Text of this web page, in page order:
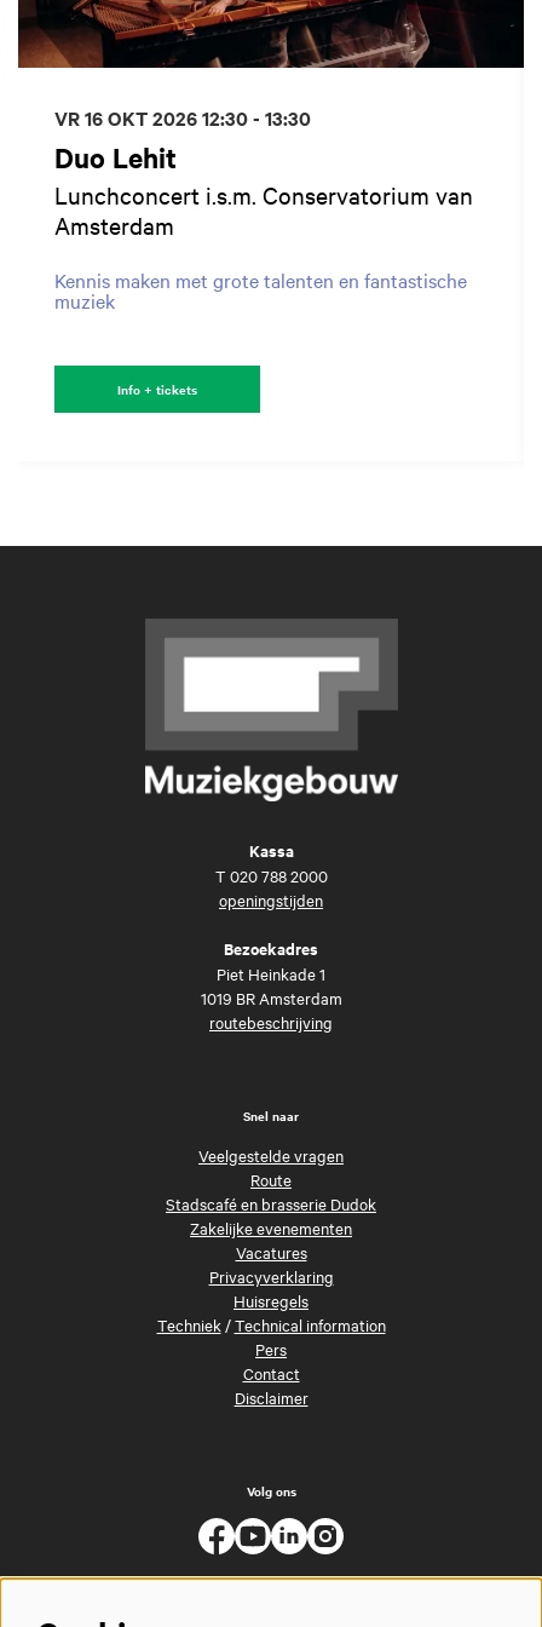
Duo Lehit
Lunchconcert i.s.m. Conservatorium van
Amsterdam
Kennis maken met grote talenten en fantastische
muziek
VR 16 OKT 202612:30 - 13:30
Info + tickets
Kassa
T 020 788 2000
openingstijden
Bezoekadres
Piet Heinkade 1
1019 BR Amsterdam
routebeschrijving
Snel naar
Veelgestelde vragen
Route
Stadscafé en brasserie Dudok
Zakelijke evenementen
Vacatures
Privacyverklaring
Huisregels
Techniek/Technical information
Pers
Contact
Disclaimer
Volg ons